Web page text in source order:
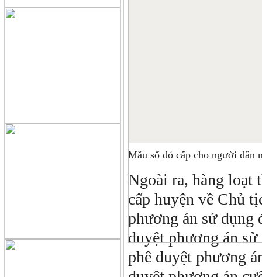
Mẫu sổ đỏ cấp cho người dân
Ngoài ra, hàng loạt
cấp huyện về Chủ
phương án sử dụng
duyệt phương án
phê duyệt phương